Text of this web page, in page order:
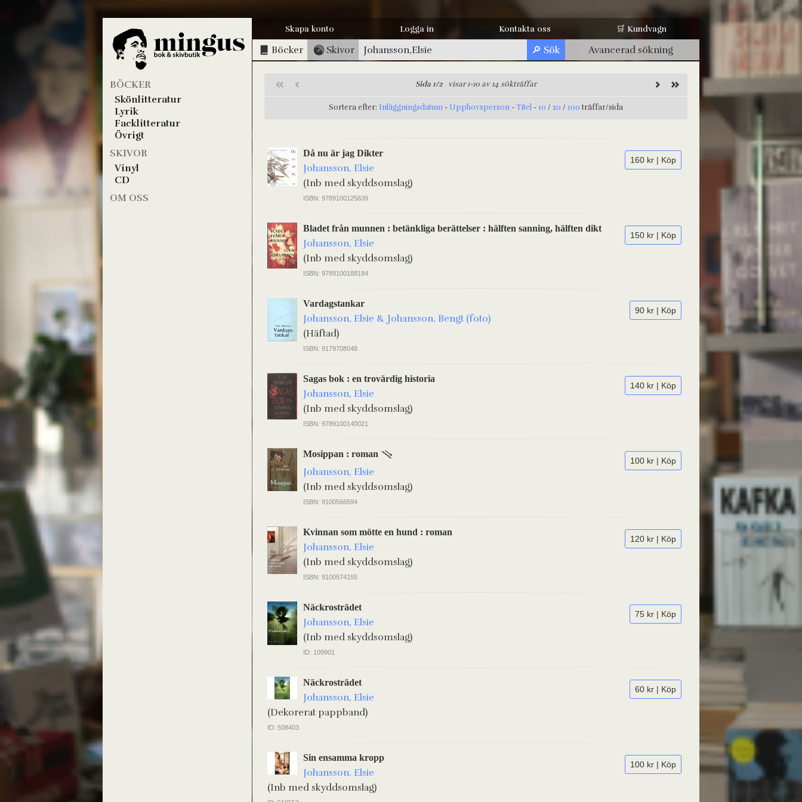
BÖCKER
Skönlitteratur
Lyrik
Facklitteratur
Övrigt
SKIVOR
Vinyl
CD
OM OSS
Skapa konto Logga in Kontakta oss 🛒 Kundvagn
Böcker Skivor Avancerad sökning
Sida 1/2 visar 1-10 av 14 sökträffar
Sortera efter: Inläggningsdatum - Upphovsperson -Titel - 10 / 20 / 100 träffar/sida
160 kr | Köp
Då nu är jag Dikter
Johansson, Elsie
(Inb med skyddsomslag)
ISBN: 9789100125639
150 kr | Köp
Bladet från munnen : betänkliga berättelser : hälften sanning, hälften dikt
Johansson, Elsie
(Inb med skyddsomslag)
ISBN: 9789100188184
90 kr | Köp
Vardagstankar
Johansson, Elsie & Johansson, Bengt (foto)
(Häftad)
ISBN: 9179708048
140 kr | Köp
Sagas bok : en trovärdig historia
Johansson, Elsie
(Inb med skyddsomslag)
ISBN: 9789100140021
100 kr | Köp
Mosippan : roman
Johansson, Elsie
(Inb med skyddsomslag)
ISBN: 9100566594
120 kr | Köp
Kvinnan som mötte en hund : roman
Johansson, Elsie
(Inb med skyddsomslag)
ISBN: 9100574155
75 kr | Köp
Näckrosträdet
Johansson, Elsie
(Inb med skyddsomslag)
ID: 109901
60 kr | Köp
Näckrosträdet
Johansson, Elsie
(Dekorerat pappband)
ID: 508403
100 kr | Köp
Sin ensamma kropp
Johansson. Elsie
(Inb med skyddsomslag)